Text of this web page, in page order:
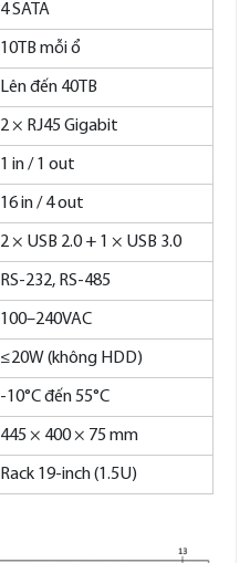
4 SATA
10TB mỗi ổ
Lên đến 40TB
2 × RJ45 Gigabit
1 in / 1 out
16 in / 4 out
2 × USB 2.0 + 1 × USB 3.0
RS-232, RS-485
100–240VAC
≤20W (không HDD)
-10°C đến 55°C
445 × 400 × 75 mm
Rack 19-inch (1.5U)